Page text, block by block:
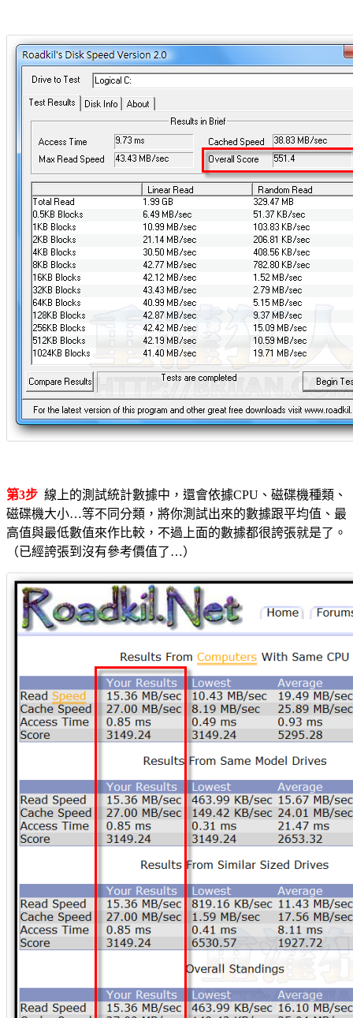
第3步 線上的測試統計數據中，還會依據CPU、磁碟機種類、
磁碟機大小…等不同分類，將你測試出來的數據跟平均值、最
高值與最低數值來作比較，不過上面的數據都很誇張就是了。
（已經誇張到沒有參考價值了…）